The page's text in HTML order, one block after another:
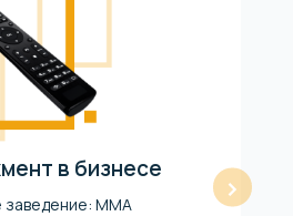
в бизнесе
заведение: ММА
›